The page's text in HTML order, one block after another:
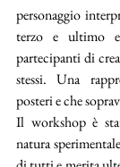
personaggio
terzo e ultimo
partecipanti di
stessi. Una
posteri e che
Il workshop è
natura